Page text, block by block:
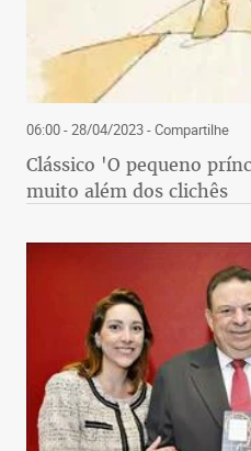
06:00 - 28/04/2023- Compartilhe
Clássico 'O pequeno
muito além dos clichês